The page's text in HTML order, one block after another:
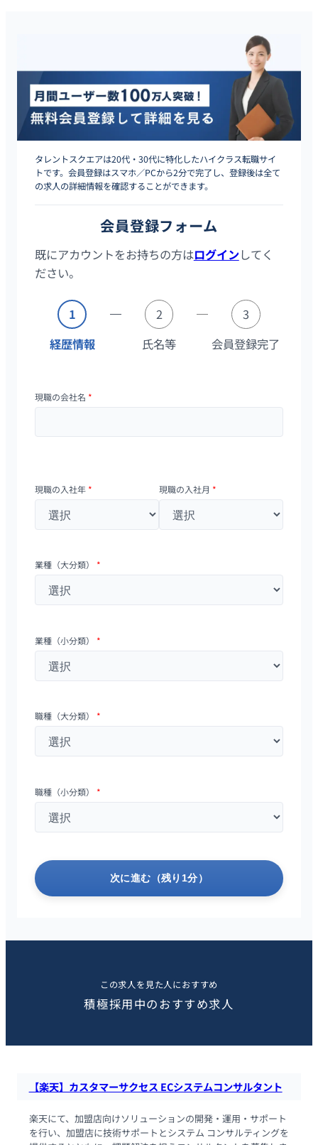
タレントスクエアは20代・30代に特化したハイクラス転職サイ
トです。会員登録はスマホ／PCから2分で完了し、登録後は全て
の求人の詳細情報を確認することができます。
会員登録フォーム
既にアカウントをお持ちの方はログインしてく
ださい。
1
経歴情報
2
氏名等
3
会員登録完了
現職の会社名 *
現職の入社年 * 現職の入社月 *
業種（大分類） *
業種（小分類） *
職種（大分類） *
職種（小分類） *
次に進む（残り1分）
この求人を見た人におすすめ
積極採用中のおすすめ求人
【楽天】カスタマーサクセス ECシステムコンサルタント
楽天にて、加盟店向けソリューションの開発・運用・サポート
を行い、加盟店に技術サポートとシステム コンサルティングを